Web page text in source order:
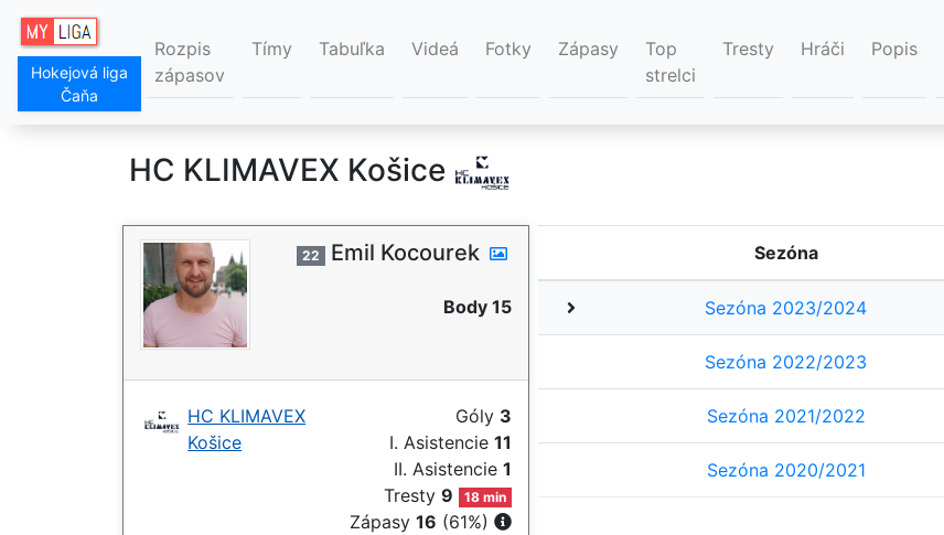
Hokejová liga
Čaňa
Rozpis
zápasov
Tímy Tabuľka Videá Fotky Zápasy
Top
strelci
Tresty Hráči Popis
HC KLIMAVEX Košice
22 Emil Kocourek
Body 15
HC KLIMAVEX
Košice
Góly 3
I. Asistencie 11
II. Asistencie 1
Tresty9 18 min
Zápasy 16 (61%)
Sezóna
Sezóna 2023/2024
Sezóna 2022/2023
Sezóna 2021/2022
Sezóna 2020/2021